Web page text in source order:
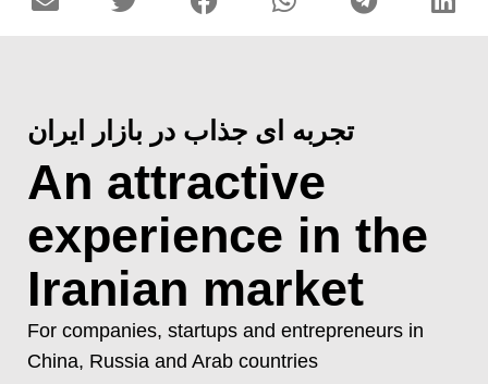
تجربه ای جذاب در بازار ایران
An attractive
experience in the
Iranian market
For companies, startups and entrepreneurs in
China, Russia and Arab countries